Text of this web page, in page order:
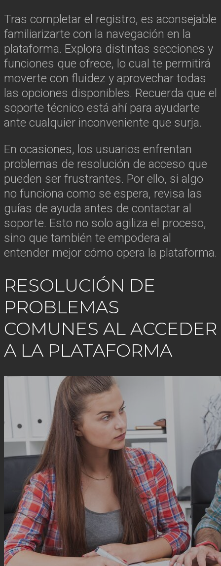
Tras completar el registro, es aconsejable
familiarizarte con la navegación en la
plataforma. Explora distintas secciones y
funciones que ofrece, lo cual te permitirá
moverte con fluidez y aprovechar todas
las opciones disponibles. Recuerda que el
soporte técnico está ahí para ayudarte
ante cualquier inconveniente que surja.
En ocasiones, los usuarios enfrentan
problemas de resolución de acceso que
pueden ser frustrantes. Por ello, si algo
no funciona como se espera, revisa las
guías de ayuda antes de contactar al
soporte. Esto no solo agiliza el proceso,
sino que también te empodera al
entender mejor cómo opera la plataforma.
RESOLUCIÓN DE
PROBLEMAS
COMUNES AL ACCEDER
A LA PLATAFORMA